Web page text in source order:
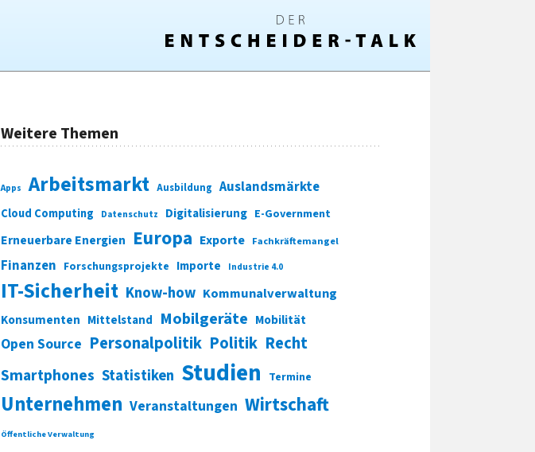
Weitere Themen
Apps Arbeitsmarkt Ausbildung Auslandsmärkte
Cloud Computing Datenschutz Digitalisierung E-Government
Erneuerbare Energien Europa Exporte Fachkräftemangel
Finanzen Forschungsprojekte Importe Industrie 4.0
IT-Sicherheit Know-how Kommunalverwaltung
Konsumenten Mittelstand Mobilgeräte Mobilität
Open Source Personalpolitik Politik Recht
Smartphones Statistiken Studien Termine
Unternehmen Veranstaltungen Wirtschaft
Öffentliche Verwaltung